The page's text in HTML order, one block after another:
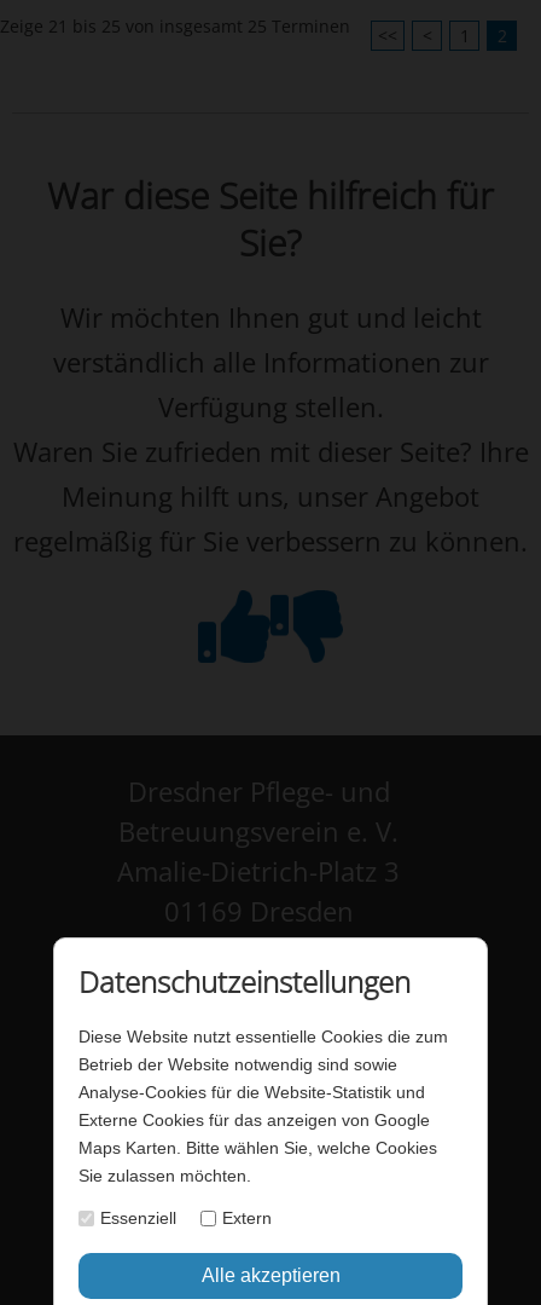
Zeige 21 bis 25 von insgesamt 25 Terminen << < 1 2
War diese Seite hilfreich für
Sie?
Wir möchten Ihnen gut und leicht
verständlich alle Informationen zur
Verfügung stellen.
Waren Sie zufrieden mit dieser Seite? Ihre
Meinung hilft uns, unser Angebot
regelmäßig für Sie verbessern zu können.
Dresdner Pflege- und
Betreuungsverein e. V.
Amalie-Dietrich-Platz 3
01169 Dresden
Kontakt
Datenschutz
Barrierefreiheit
Barriere melden
Startseite
Datenschutzeinstellungen
Diese Website nutzt essentielle Cookies die zum
Betrieb der Website notwendig sind sowie
Analyse-Cookies für die Website-Statistik und
Externe Cookies für das anzeigen von Google
Maps Karten. Bitte wählen Sie, welche Cookies
Sie zulassen möchten.
Essenziell Extern